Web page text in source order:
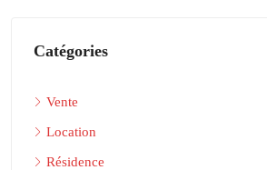
Catégories
Vente
Location
Résidence